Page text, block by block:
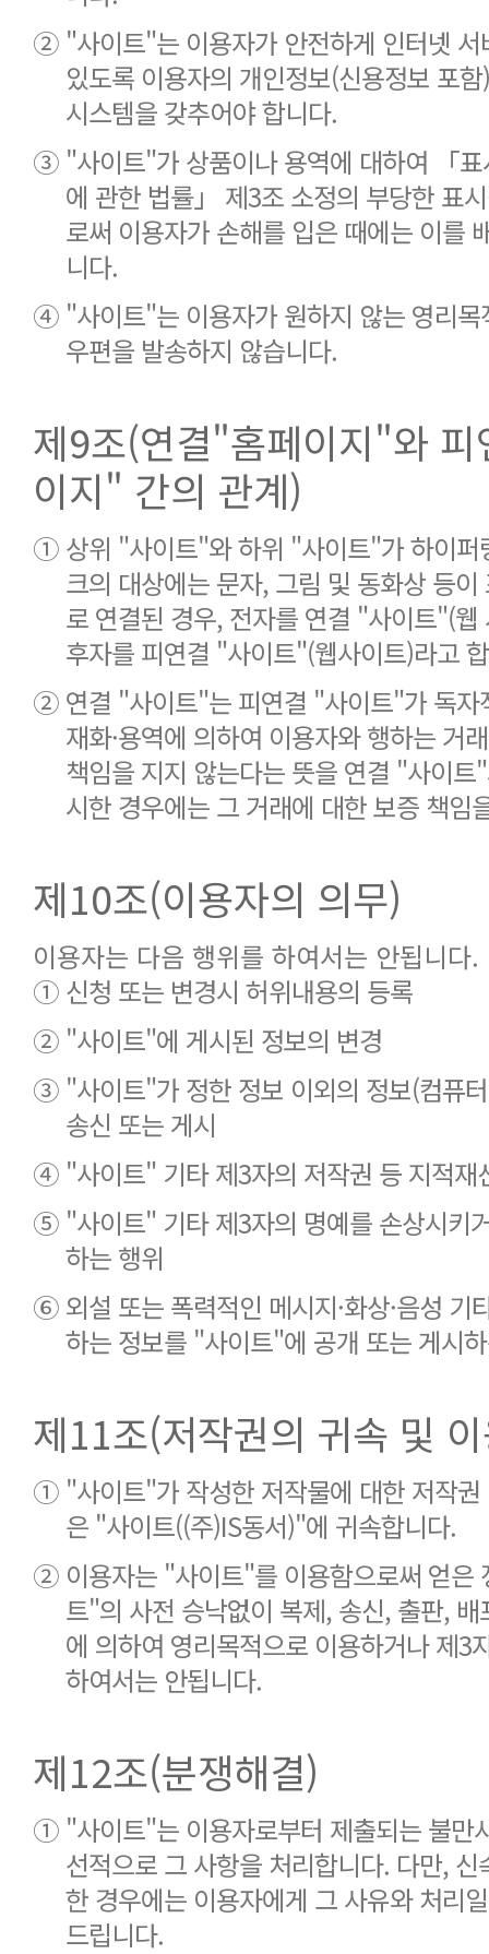
② "사이트"는 이용자가 안전하게 인터넷
있도록 이용자의 개인정보(신용정보 포
시스템을 갖추어야 합니다.
③ "사이트"가 상품이나 용역에 대하여 「표
에 관한 법률」 제3조 소정의 부당한 표
로써 이용자가 손해를 입은 때에는 이를
니다.
④ "사이트"는 이용자가 원하지 않는 영리
우편을 발송하지 않습니다.
제9조(연결"홈페이지"와
이지" 간의 관계)
① 상위 "사이트"와 하위 "사이트"가 하이퍼
크의 대상에는 문자, 그림 및 동화상 등
로 연결된 경우, 전자를 연결 "사이트"(웹
후자를 피연결 "사이트"(웹사이트)라고
② 연결 "사이트"는 피연결 "사이트"가 독자
재화·용역에 의하여 이용자와 행하는 거
책임을 지지 않는다는 뜻을 연결 "사이트
시한 경우에는 그 거래에 대한 보증 책임
제10조(이용자의 의무)
이용자는 다음 행위를 하여서는 안됩니다.
① 신청 또는 변경시 허위내용의 등록
② "사이트"에 게시된 정보의 변경
③ "사이트"가 정한 정보 이외의 정보(컴퓨
송신 또는 게시
④ "사이트" 기타 제3자의 저작권 등 지적재
⑤ "사이트" 기타 제3자의 명예를 손상시키
하는 행위
⑥ 외설 또는 폭력적인 메시지·화상·음성 기
하는 정보를 "사이트"에 공개 또는 게시
제11조(저작권의 귀속 및
① "사이트"가 작성한 저작물에 대한 저작
은 "사이트((주)IS동서)"에 귀속합니다.
② 이용자는 "사이트"를 이용함으로써 얻은
트"의 사전 승낙없이 복제, 송신, 출판,
에 의하여 영리목적으로 이용하거나 제3
하여서는 안됩니다.
제12조(분쟁해결)
① "사이트"는 이용자로부터 제출되는 불만
선적으로 그 사항을 처리합니다. 다만,
한 경우에는 이용자에게 그 사유와 처리
드립니다.